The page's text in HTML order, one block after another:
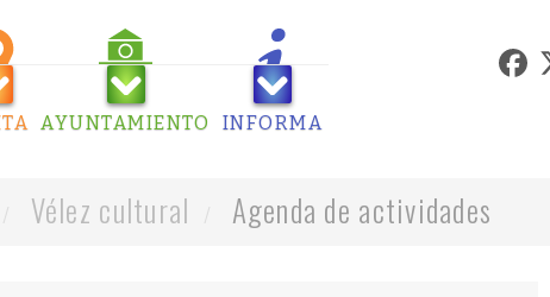
AYUNTAMIENTO INFORMA
Vélez cultural Agenda de actividades